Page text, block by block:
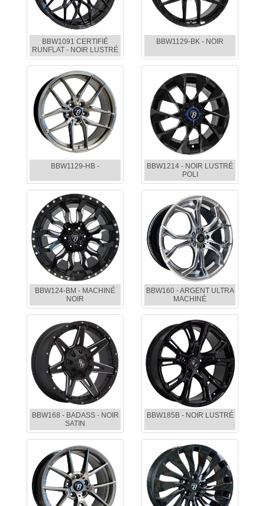
BBW1091 CERTIFIÉ
RUNFLAT - NOIR LUSTRÉ
BBW1129-BK - NOIR
BBW1129-HB -
BBW1214 - NOIR LUSTRÉ
POLI
BBW124-BM - MACHINÉ
NOIR
BBW160 - ARGENT ULTRA
MACHINÉ
BBW168 - BADASS - NOIR
SATIN
BBW185B - NOIR LUSTRÉ